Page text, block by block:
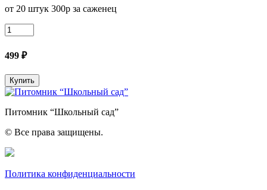
от 20 штук 300р за саженец
Количество
товара
*Малина
ремонтантная
гряда
499 ₽
Купить
Питомник “Школьный сад”
© Все права защищены.
Политика конфиденциальности